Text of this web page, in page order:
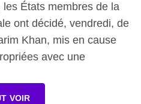
États membres de la
ont décidé, vendredi, de
Khan, mis en cause
avec une
VOIR